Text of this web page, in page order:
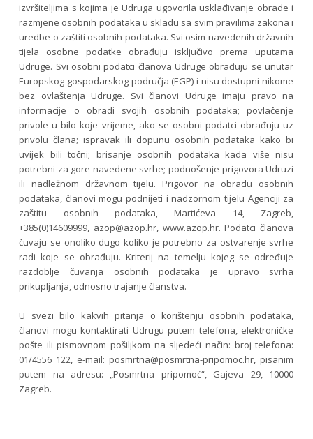
izvršiteljima s kojima je Udruga ugovorila usklađivanje obrade i
razmjene osobnih podataka u skladu sa svim pravilima zakona i
uredbe o zaštiti osobnih podataka. Svi osim navedenih državnih
tijela osobne podatke obrađuju isključivo prema uputama
Udruge. Svi osobni podatci članova Udruge obrađuju se unutar
Europskog gospodarskog područja (EGP) i nisu dostupni nikome
bez ovlaštenja Udruge. Svi članovi Udruge imaju pravo na
informacije o obradi svojih osobnih podataka; povlačenje
privole u bilo koje vrijeme, ako se osobni podatci obrađuju uz
privolu člana; ispravak ili dopunu osobnih podataka kako bi
uvijek bili točni; brisanje osobnih podataka kada više nisu
potrebni za gore navedene svrhe; podnošenje prigovora Udruzi
ili nadležnom državnom tijelu. Prigovor na obradu osobnih
podataka, članovi mogu podnijeti i nadzornom tijelu Agenciji za
zaštitu osobnih podataka, Martićeva 14, Zagreb,
+385(0)14609999, azop@azop.hr, www.azop.hr. Podatci članova
čuvaju se onoliko dugo koliko je potrebno za ostvarenje svrhe
radi koje se obrađuju. Kriterij na temelju kojeg se određuje
razdoblje čuvanja osobnih podataka je upravo svrha
prikupljanja, odnosno trajanje članstva.
U svezi bilo kakvih pitanja o korištenju osobnih podataka,
članovi mogu kontaktirati Udrugu putem telefona, elektroničke
pošte ili pismovnom pošiljkom na sljedeći način: broj telefona:
01/4556 122, e-mail:posmrtna@posmrtna-pripomoc.hr, pisanim
putem na adresu: „Posmrtna pripomoć“, Gajeva 29, 10000
Zagreb.